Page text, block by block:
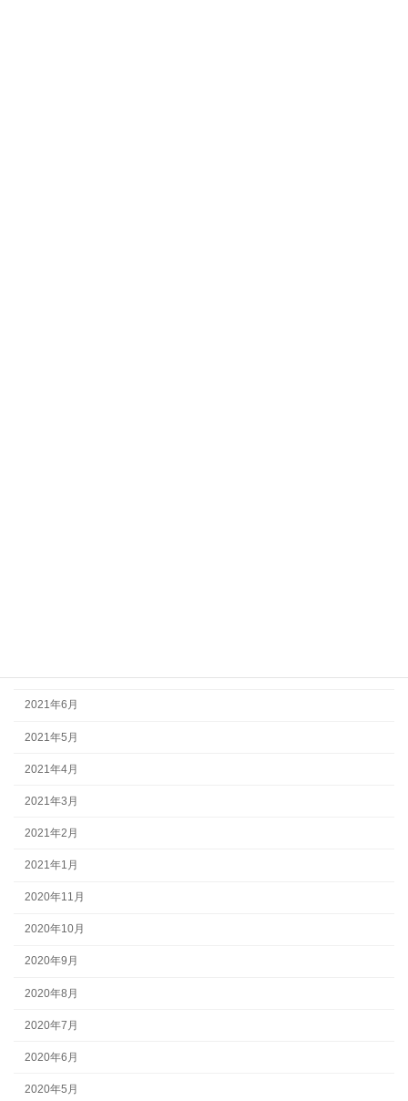
2021年6月
2021年5月
2021年4月
2021年3月
2021年2月
2021年1月
2020年11月
2020年10月
2020年9月
2020年8月
2020年7月
2020年6月
2020年5月